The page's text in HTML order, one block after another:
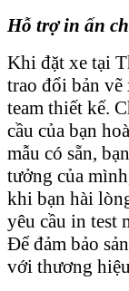
Hỗ trợ in ấn
Khi đặt xe tại
trao đổi bản
team thiết kế.
cầu của bạn
mẫu có sẵn,
tưởng của
khi bạn hài
yêu cầu in test
Để đảm bảo
với thương